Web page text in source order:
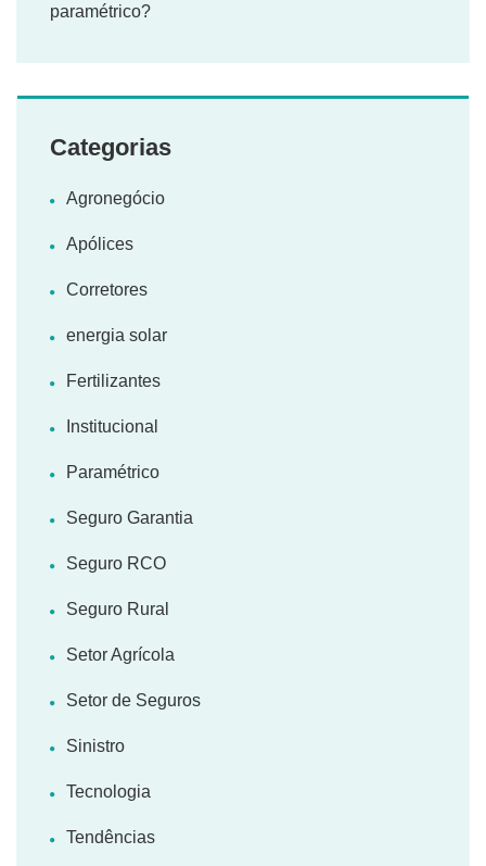
paramétrico?
Categorias
Agronegócio
Apólices
Corretores
energia solar
Fertilizantes
Institucional
Paramétrico
Seguro Garantia
Seguro RCO
Seguro Rural
Setor Agrícola
Setor de Seguros
Sinistro
Tecnologia
Tendências